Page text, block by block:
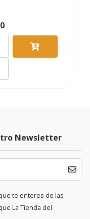
Newsletter
te enteres de las
La Tienda del